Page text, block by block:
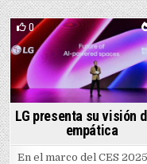
0
Posted in
LG presenta su visión
empática
En el marco del CES